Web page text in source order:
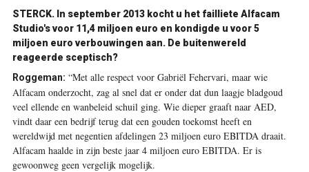
STERCK. In september 2013 kocht u het failliete Alfacam
Studio's voor 11,4 miljoen euro en kondigde u voor 5
miljoen euro verbouwingen aan. De buitenwereld
reageerde sceptisch?
Roggeman: “Met alle respect voor Gabriël Fehervari, maar wie
Alfacam onderzocht, zag al snel dat er onder dat dun laagje bladgoud
veel ellende en wanbeleid schuil ging. Wie dieper graaft naar AED,
vindt daar een bedrijf terug dat een gouden toekomst heeft en
wereldwijd met negentien afdelingen 23 miljoen euro EBITDA draait.
Alfacam haalde in zijn beste jaar 4 miljoen euro EBITDA. Er is
gewoonweg geen vergelijk mogelijk.